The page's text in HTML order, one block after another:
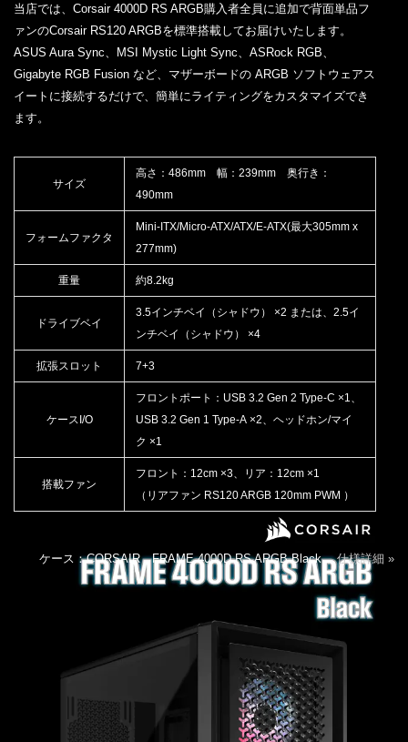
当店では、Corsair 4000D RS ARGB購入者全員に追加で背面単品フ
ァンのCorsair RS120 ARGBを標準搭載してお届けいたします。
ASUS Aura Sync、MSI Mystic Light Sync、ASRock RGB、
Gigabyte RGB Fusion など、マザーボードの ARGB ソフトウェアス
イートに接続するだけで、簡単にライティングをカスタマイズでき
ます。
サイズ
高さ：486mm 幅：239mm 奥行き：
490mm
フォームファクタ
Mini-ITX/Micro-ATX/ATX/E-ATX(最大305mm x
277mm)
重量 約8.2kg
ドライブベイ
3.5インチベイ（シャドウ） ×2 または、2.5イ
ンチベイ（シャドウ） ×4
拡張スロット 7+3
ケースI/O
フロントポート：USB 3.2 Gen 2 Type-C ×1、
USB 3.2 Gen 1 Type-A ×2、ヘッドホン/マイ
ク ×1
搭載ファン
フロント：12cm ×3、リア：12cm ×1
（リアファン RS120 ARGB 120mm PWM ）
ケース：CORSAIR FRAME 4000D RS ARGB Black仕様詳細 »